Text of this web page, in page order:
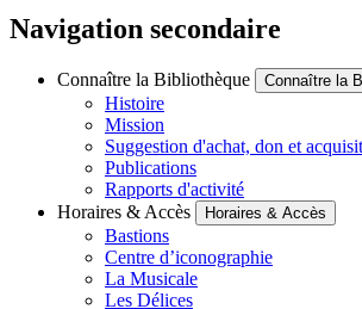
Navigation secondaire
Connaître la Bibliothèque Connaître la
Histoire
Mission
Suggestion d'achat, don et
Publications
Rapports d'activité
Horaires & Accès
Horaires & Accès
Bastions
Centre d’iconographie
La Musicale
Les Délices